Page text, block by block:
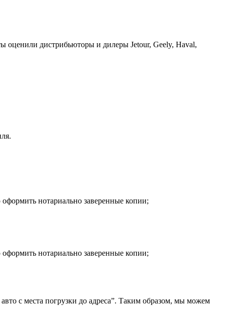
оценили дистрибьюторы и дилеры Jetour, Geely, Haval,
нотариально заверенные копии;
нотариально заверенные копии;
с места погрузки до адреса”. Таким образом, мы можем